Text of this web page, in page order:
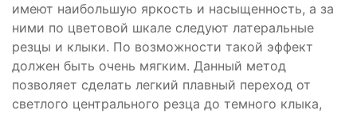
имеют наибольшую яркость и насыщенность, а за
ними по цветовой шкале следуют латеральные
резцы и клыки. По возможности такой эффект
должен быть очень мягким. Данный метод
позволяет сделать легкий плавный переход от
светлого центрального резца до темного клыка,